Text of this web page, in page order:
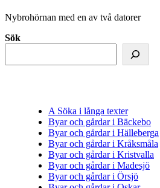
Nybrohörnan med en av två datorer
Sök
A Söka i långa texter
Byar och gårdar i Bäckebo
Byar och gårdar i Hälleberga
Byar och gårdar i Kråksmåla
Byar och gårdar i Kristvalla
Byar och gårdar i Madesjö
Byar och gårdar i Örsjö